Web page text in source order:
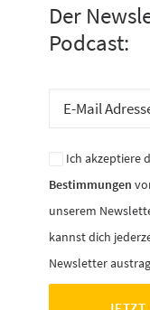
Der
Podcast:
Ich akzeptiere
Bestimmungen
unserem
kannst dich
Newsletter